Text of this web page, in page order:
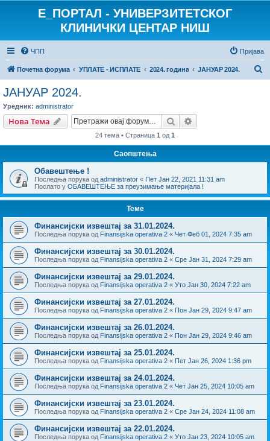
E_ПОРТАЛ - УНИВЕРЗИТЕТСКОГ
КЛИНИЧКИ ЦЕНТАР НИШ
ЧПП Пријава
Почетна форума УПЛАТЕ - ИСПЛАТЕ 2024. година ЈАНУАР 2024.
ЈАНУАР 2024.
Уредник: administrator
Нова Тема Претрага
24 тема • Страница 1 од 1
Саопштења
Обавештење !
Последња порука од administrator « Пет Јан 22, 2021 11:31 am
Послато у ОБАВЕШТЕЊЕ за преузимање материјала !
Теме
Финансијски извештај за 31.01.2024.
Последња порука од Finansijska operativa 2 « Чет Феб 01, 2024 7:35 am
Финансијски извештај за 30.01.2024.
Последња порука од Finansijska operativa 2 « Сре Јан 31, 2024 7:29 am
Финансијски извештај за 29.01.2024.
Последња порука од Finansijska operativa 2 « Уто Јан 30, 2024 7:22 am
Финансијски извештај за 27.01.2024.
Последња порука од Finansijska operativa 2 « Пон Јан 29, 2024 9:47 am
Финансијски извештај за 26.01.2024.
Последња порука од Finansijska operativa 2 « Пон Јан 29, 2024 9:46 am
Финансијски извештај за 25.01.2024.
Последња порука од Finansijska operativa 2 « Пет Јан 26, 2024 1:36 pm
Финансијски извештај за 24.01.2024.
Последња порука од Finansijska operativa 2 « Чет Јан 25, 2024 10:05 am
Финансијски извештај за 23.01.2024.
Последња порука од Finansijska operativa 2 « Сре Јан 24, 2024 11:08 am
Финансијски извештај за 22.01.2024.
Последња порука од Finansijska operativa 2 « Уто Јан 23, 2024 10:05 am